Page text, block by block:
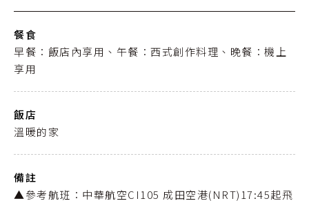
餐食
早餐：飯店內享用、午餐：西式創作料理、晚餐：機上
享用
飯店
溫暖的家
備註
▲參考航班：中華航空CI105 成田空港(NRT)17:45起飛